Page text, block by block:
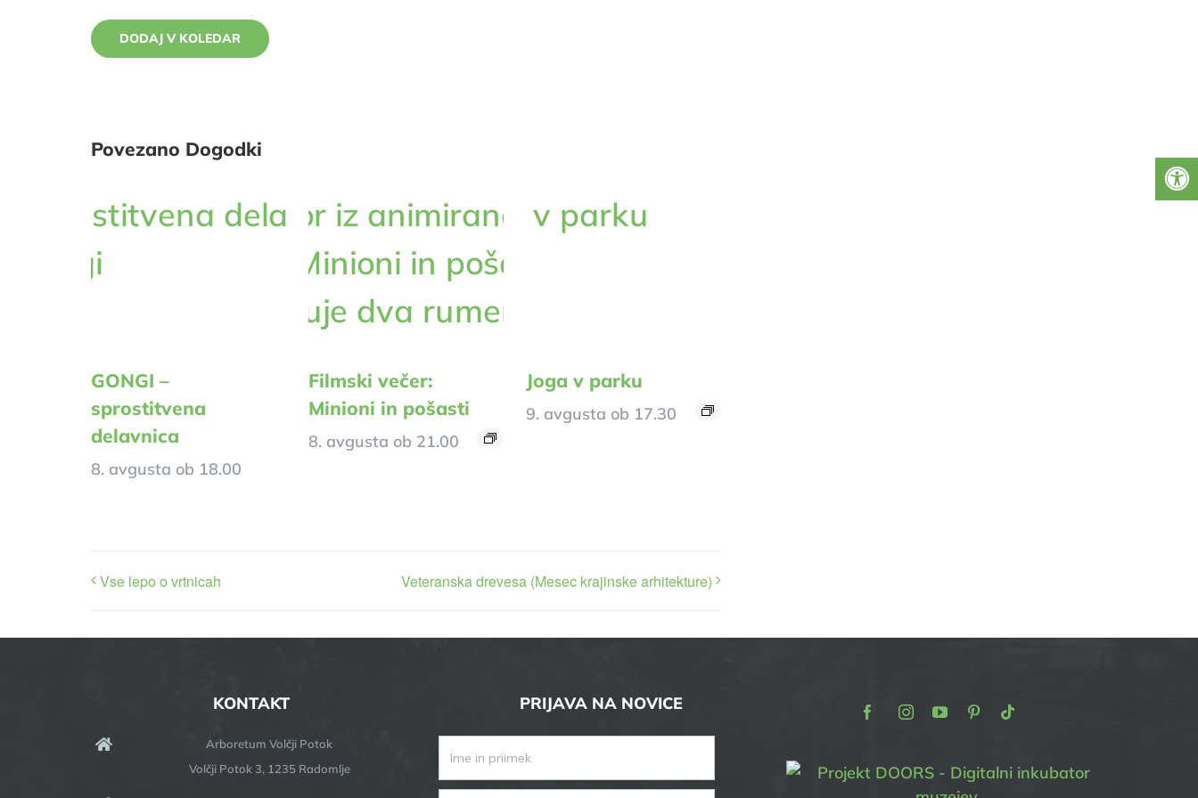
DODAJ V KOLEDAR
Povezano Dogodki
GONGI –
sprostitvena
delavnica
8. avgusta ob 18.00
Filmski večer:
Minioni in pošasti
8. avgusta ob 21.00
Joga v parku
9. avgusta ob 17.30
Vse lepo o vrtnicah Veteranska drevesa (Mesec krajinske arhitekture)
KONTAKT
Arboretum Volčji Potok
Volčji Potok 3, 1235 Radomlje
PRIJAVA NA NOVICE FacebookInstagram
YoutubePinterest